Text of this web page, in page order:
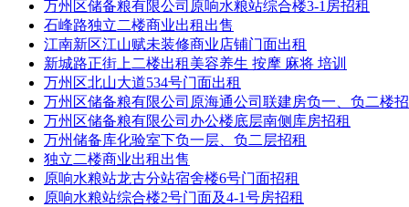
万州区储备粮有限公司原响水粮站综合楼3-1房招租
石峰路独立二楼商业出租出售
江南新区江山赋未装修商业店铺门面出租
新城路正街上二楼出租美容养生 按摩 麻将 培训
万州区北山大道534号门面出租
万州区储备粮有限公司原海通公司联建房负一、负二楼招
万州区储备粮有限公司办公楼底层南侧库房招租
万州储备库化验室下负一层、负二层招租
独立二楼商业出租出售
原响水粮站龙古分站宿舍楼6号门面招租
原响水粮站综合楼2号门面及4-1号房招租